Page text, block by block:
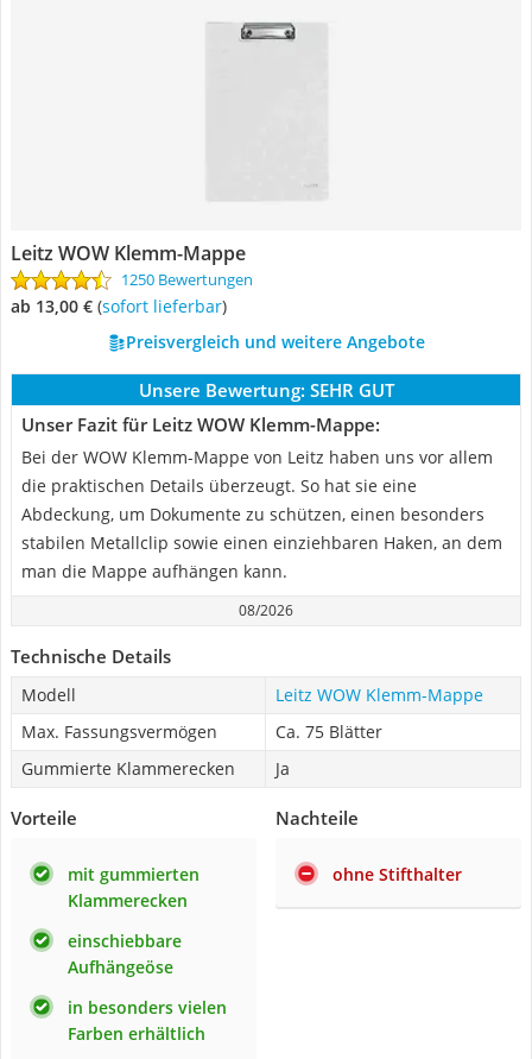
Leitz WOW Klemm-Mappe
1250 Bewertungen
ab 13,00 € ( Sofort lieferbar)
Preisvergleich und weitere Angebote
Unsere Bewertung: SEHR GUT
Unser Fazit für Leitz WOW Klemm-Mappe:
Bei der WOW Klemm-Mappe von Leitz haben uns vor allem
die praktischen Details überzeugt. So hat sie eine
Abdeckung, um Dokumente zu schützen, einen besonders
stabilen Metallclip sowie einen einziehbaren Haken, an dem
man die Mappe aufhängen kann.
08/2026
Technische Details
Modell
Leitz WOW Klemm-Mappe
Max. Fassungsvermögen
Ca. 75 Blätter
Gummierte Klammerecken
Ja
Vorteile
mit gummierten
Klammerecken
einschiebbare
Aufhängeöse
in besonders vielen
Farben erhältlich
Nachteile
ohne Stifthalter